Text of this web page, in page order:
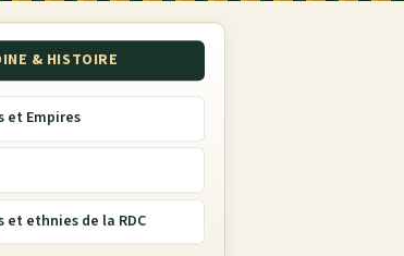
& HISTOIRE
et Empires
et ethnies de la RDC